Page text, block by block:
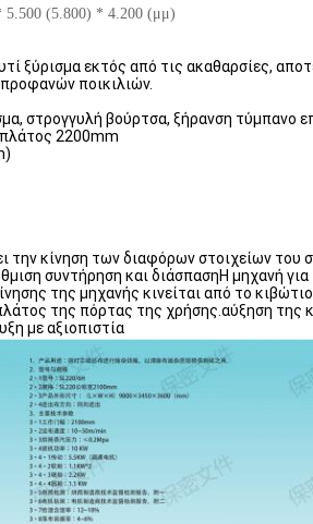
(5.800) * 4.200 (μμ)
ξύρισμα εκτός από τις ακαθαρσίες,
ποικιλιών.
στρογγυλή βούρτσα, ξήρανση τύμπανο
2200mm
την κίνηση των διαφόρων στοιχείων
συντήρηση και διάσπασηΗ μηχανή
της μηχανής κινείται από το
της πόρτας της χρήσης.αύξηση
με αξιοπιστία